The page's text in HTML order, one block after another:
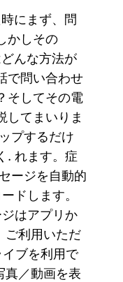
にまず、問
かしその
んな方法が
で問い合わせ
そしてその電
してまいりま
プするだけ
. れます。症
ージを自動的
ドします。
はアプリか
ご利用いただ
ブを利用で
真／動画を表